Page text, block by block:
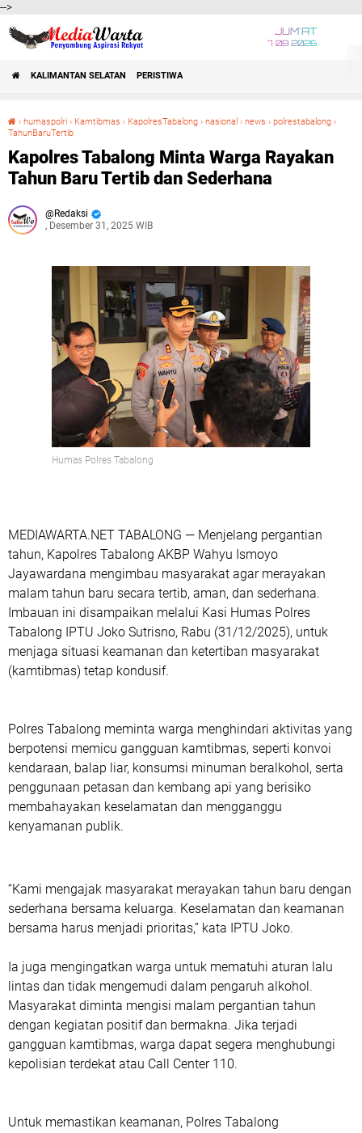
-->
JUM'AT
7 08 2026
KALIMANTAN SELATAN PERISTIWA
› humaspolri › Kamtibmas › KapolresTabalong › nasional › news › polrestabalong ›
TahunBaruTertib
Kapolres Tabalong Minta Warga Rayakan
Tahun Baru Tertib dan Sederhana
Redaksi
, Desember 31, 2025 WIB
Humas Polres Tabalong
MEDIAWARTA.NET TABALONG — Menjelang pergantian
tahun, Kapolres Tabalong AKBP Wahyu Ismoyo
Jayawardana mengimbau masyarakat agar merayakan
malam tahun baru secara tertib, aman, dan sederhana.
Imbauan ini disampaikan melalui Kasi Humas Polres
Tabalong IPTU Joko Sutrisno, Rabu (31/12/2025), untuk
menjaga situasi keamanan dan ketertiban masyarakat
(kamtibmas) tetap kondusif.
Polres Tabalong meminta warga menghindari aktivitas yang
berpotensi memicu gangguan kamtibmas, seperti konvoi
kendaraan, balap liar, konsumsi minuman beralkohol, serta
penggunaan petasan dan kembang api yang berisiko
membahayakan keselamatan dan mengganggu
kenyamanan publik.
“Kami mengajak masyarakat merayakan tahun baru dengan
sederhana bersama keluarga. Keselamatan dan keamanan
bersama harus menjadi prioritas,” kata IPTU Joko.
Ia juga mengingatkan warga untuk mematuhi aturan lalu
lintas dan tidak mengemudi dalam pengaruh alkohol.
Masyarakat diminta mengisi malam pergantian tahun
dengan kegiatan positif dan bermakna. Jika terjadi
gangguan kamtibmas, warga dapat segera menghubungi
kepolisian terdekat atau Call Center 110.
Untuk memastikan keamanan, Polres Tabalong